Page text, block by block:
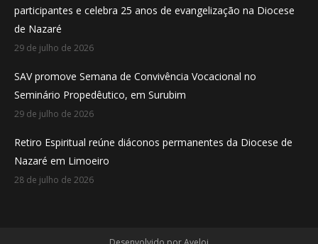
participantes e celebra 25 anos de evangelização na Diocese
de Nazaré
29 de julho de 2026
SAV promove Semana de Convivência Vocacional no
Seminário Propedêutico, em Surubim
29 de julho de 2026
Retiro Espiritual reúne diáconos permanentes da Diocese de
Nazaré em Limoeiro
28 de julho de 2026